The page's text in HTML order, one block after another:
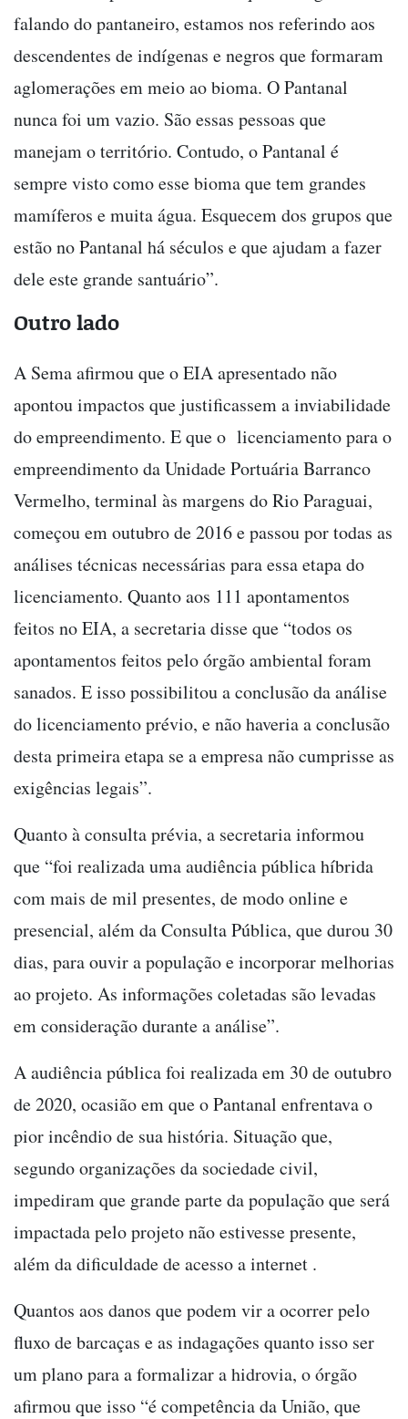
falando do pantaneiro, estamos nos referindo aos
descendentes de indígenas e negros que formaram
aglomerações em meio ao bioma. O Pantanal
nunca foi um vazio. São essas pessoas que
manejam o território. Contudo, o Pantanal é
sempre visto como esse bioma que tem grandes
mamíferos e muita água. Esquecem dos grupos que
estão no Pantanal há séculos e que ajudam a fazer
dele este grande santuário”.
Outro lado
A Sema afirmou que o EIA apresentado não
apontou impactos que justificassem a inviabilidade
do empreendimento. E que o licenciamento para o
empreendimento da Unidade Portuária Barranco
Vermelho, terminal às margens do Rio Paraguai,
começou em outubro de 2016 e passou por todas as
análises técnicas necessárias para essa etapa do
licenciamento. Quanto aos 111 apontamentos
feitos no EIA, a secretaria disse que “todos os
apontamentos feitos pelo órgão ambiental foram
sanados. E isso possibilitou a conclusão da análise
do licenciamento prévio, e não haveria a conclusão
desta primeira etapa se a empresa não cumprisse as
exigências legais”.
Quanto à consulta prévia, a secretaria informou
que “foi realizada uma audiência pública híbrida
com mais de mil presentes, de modo online e
presencial, além da Consulta Pública, que durou 30
dias, para ouvir a população e incorporar melhorias
ao projeto. As informações coletadas são levadas
em consideração durante a análise”.
A audiência pública foi realizada em 30 de outubro
de 2020, ocasião em que o Pantanal enfrentava o
pior incêndio de sua história. Situação que,
segundo organizações da sociedade civil,
impediram que grande parte da população que será
impactada pelo projeto não estivesse presente,
além da dificuldade de acesso a internet .
Quantos aos danos que podem vir a ocorrer pelo
fluxo de barcaças e as indagações quanto isso ser
um plano para a formalizar a hidrovia, o órgão
afirmou que isso “é competência da União, que